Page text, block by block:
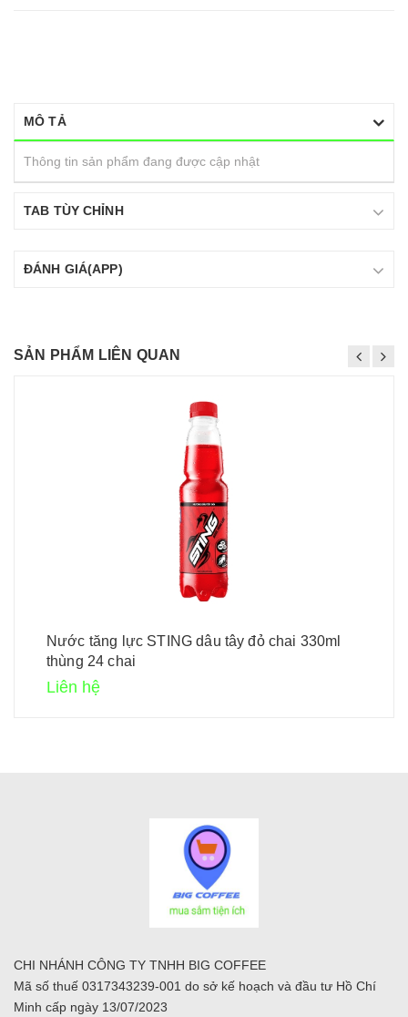
MÔ TẢ
Thông tin sản phẩm đang được cập nhật
TAB TÙY CHỈNH
ĐÁNH GIÁ(APP)
SẢN PHẨM LIÊN QUAN
Nước tăng lực STING dâu tây đỏ chai 330ml
thùng 24 chai
Liên hệ
CHI NHÁNH CÔNG TY TNHH BIG COFFEE
Mã số thuế 0317343239-001 do sở kế hoạch và đầu tư Hồ Chí
Minh cấp ngày 13/07/2023